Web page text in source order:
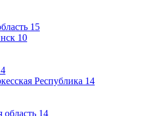
15
10
Республика 14
область 14